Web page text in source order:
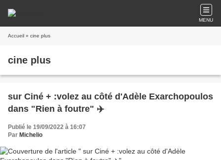
MENU
Accueil » cine plus
cine plus
sur Ciné + :volez au côté d'Adèle Exarchopoulos
dans "Rien à foutre" ✈️
Publié le 19/09/2022 à 16:07
Par Michelio